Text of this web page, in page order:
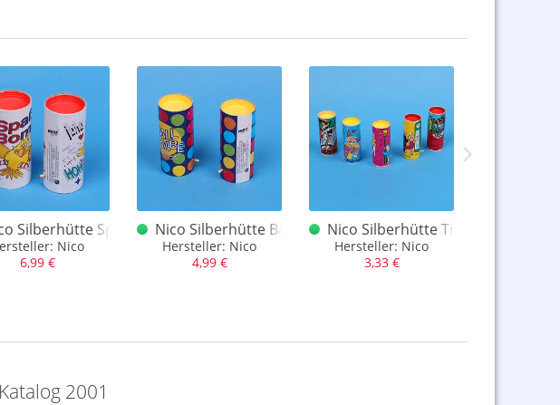
Dt. 1 Stück
Silberhütte Spaß Bombe dt.
Nico
6,99 €
Nico Silberhütte Ball Bombe dt.
Hersteller: Nico
4,99 €
Nico Silberhütte Tischsortiment
Hersteller: Nico
3,33 €
2001